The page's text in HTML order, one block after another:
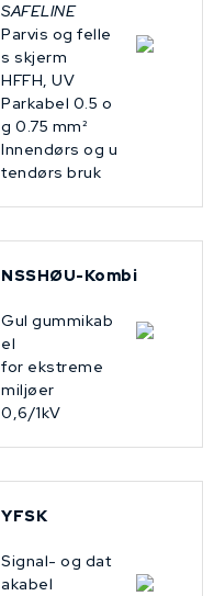
SAFELINE
Parvis og felle
s skjerm
HFFH, UV
Parkabel 0.5 o
g 0.75 mm²
Innendørs og u
tendørs bruk
NSSHØU-Kombi
Gul gummikab
el
for ekstreme
miljøer
0,6/1kV
YFSK
Signal- og dat
akabel